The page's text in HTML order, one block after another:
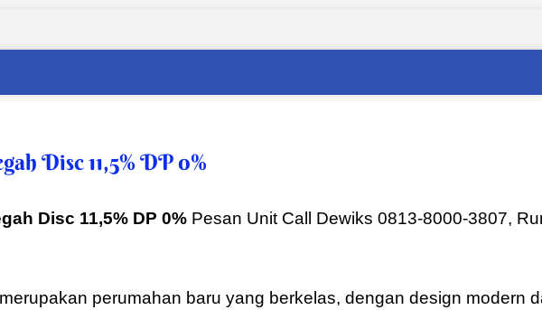
Disc 11,5% DP 0%
Disc 11,5% DP 0%Pesan Unit Call Dewiks 0813-8000-3807,
perumahan baru yang berkelas, dengan design modern